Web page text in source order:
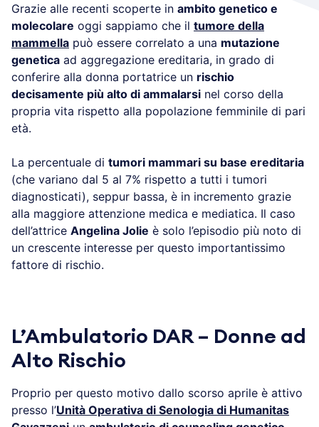
Grazie alle recenti scoperte in ambito genetico e
molecolare oggi sappiamo che il tumore della
mammella può essere correlato a una mutazione
genetica ad aggregazione ereditaria, in grado di
conferire alla donna portatrice un rischio
decisamente più alto di ammalarsi nel corso della
propria vita rispetto alla popolazione femminile di pari
età.
La percentuale di tumori mammari su base ereditaria
(che variano dal 5 al 7% rispetto a tutti i tumori
diagnosticati), seppur bassa, è in incremento grazie
alla maggiore attenzione medica e mediatica. Il caso
dell’attrice Angelina Jolie è solo l’episodio più noto di
un crescente interesse per questo importantissimo
fattore di rischio.
L’Ambulatorio DAR – Donne ad
Alto Rischio
Proprio per questo motivo dallo scorso aprile è attivo
presso l’Unità Operativa di Senologia di Humanitas